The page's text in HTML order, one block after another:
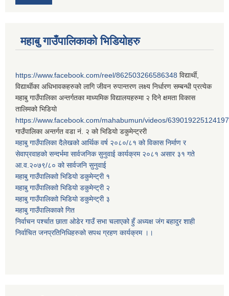
महाबु गाउँपालिकाको भिडियोहरु
https://www.facebook.com/reel/862503266586348 विद्यार्थी,
विद्यार्थीका अधिभावकहरुको लागि जीवन रुपान्तरण लक्ष्य निर्धारण सम्बन्धी प्रत्येक
महाबु गाउँपालिका अन्तर्गतका माध्यमिक विद्यालयहरुमा २ दिने क्षमता विकास
तालिमको भिडियो
https://www.facebook.com/mahabumun/videos/639019225124197
गाउँपालिका अन्तर्गत वडा नं. २ को भिडियो डकुमेन्ट्ररी
महाबु गाउँपालिका दैलेखको आर्थिक वर्ष २०८०/८१ को विकास निर्माण र
सेवाप्रवाहको सन्दर्भमा सार्वजनिक सुनुवाई कार्यक्रम २०८१ असार ३१ गते
आ.व.२०७९/८० को सार्वजनि सुनुवाई
महाबु गाउँपालिकाो भिडियो डकुमेन्ट्री १
महाबु गाउँपालिकाो भिडियो डकुमेन्ट्री २
महाबु गाउँपालिकाो भिडियो डकुमेन्ट्री ३
महाबु गाउँपालिकाको गित
निर्वाचन पर्श्चात छाता ओडेर गाउँ सभा चलाएको हुँ अध्यक्ष जंग बहादुर शाही
निर्वाचित जनप्रतिनिधिहरुको सपथ ग्रहण कार्यक्रम ।।